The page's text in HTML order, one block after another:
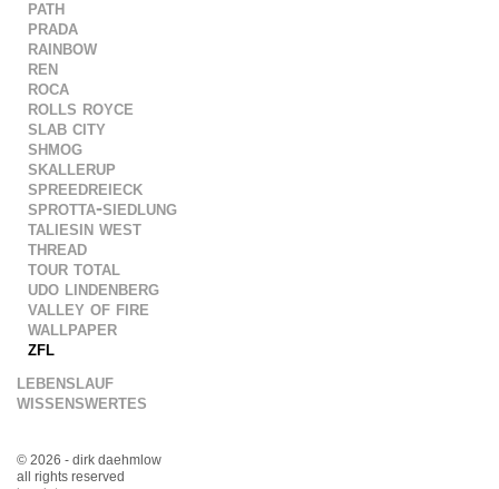
path
prada
rainbow
ren
roca
rolls royce
slab city
shmog
skallerup
spreedreieck
sprotta-siedlung
taliesin west
thread
tour total
udo lindenberg
valley of fire
wallpaper
zfl
lebenslauf
wissenswertes
© 2026 - dirk daehmlow
all rights reserved